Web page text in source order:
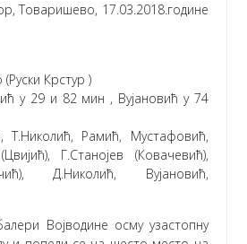
Товаришево, 17.03.2018.године
Крстур )
у 29 и 82 мин , Вујановић у 74
Т.Николић, Рамић, Мустафовић,
Г.Станојев (Ковачевић),
Д.Николић, Вујановић,
Војводине осму узастопну